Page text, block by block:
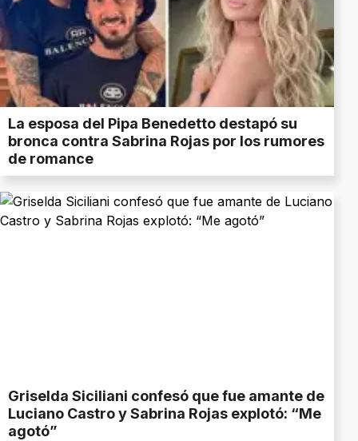
La esposa del Pipa Benedetto destapó su
bronca contra Sabrina Rojas por los rumores
de romance
Griselda Siciliani confesó que fue amante de
Luciano Castro y Sabrina Rojas explotó: “Me
agotó”